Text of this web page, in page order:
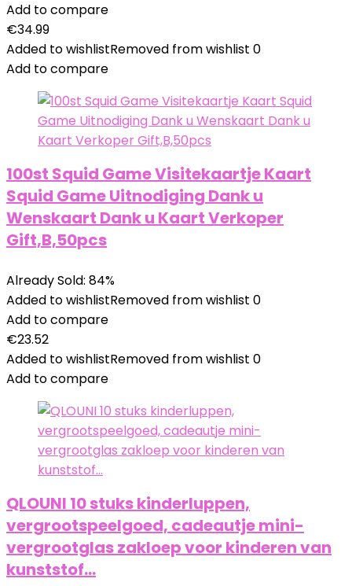
Add to compare
€34.99
Added to wishlistRemoved from wishlist 0
Add to compare
100st Squid Game Visitekaartje Kaart
Squid Game Uitnodiging Dank u
Wenskaart Dank u Kaart Verkoper
Gift,B,50pcs
Already Sold: 84%
Added to wishlistRemoved from wishlist 0
Add to compare
€23.52
Added to wishlistRemoved from wishlist 0
Add to compare
QLOUNI 10 stuks kinderluppen,
vergrootspeelgoed, cadeautje mini-
vergrootglas zakloep voor kinderen van
kunststof…